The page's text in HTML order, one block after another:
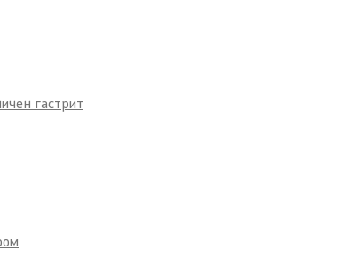
гастрит